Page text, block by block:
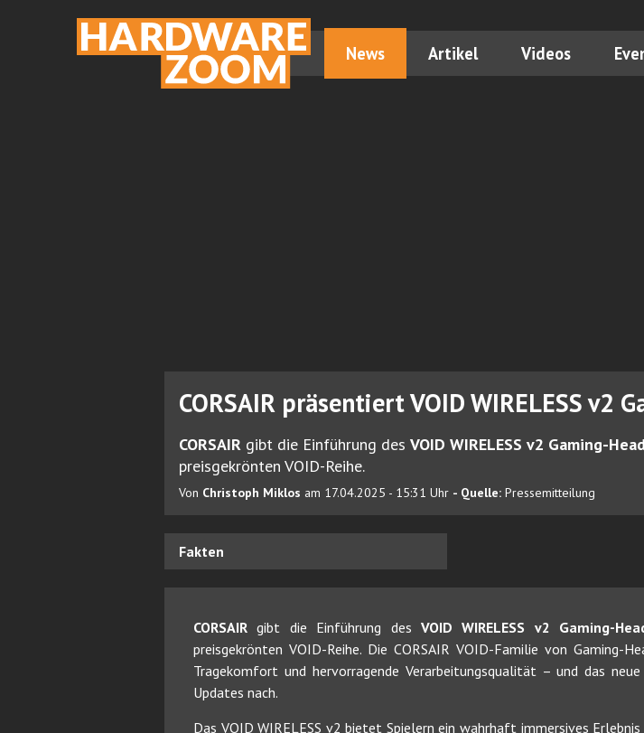
News Artikel Videos
CORSAIR präsentiert VOID WIRELESS v2
CORSAIR gibt die Einführung des VOID WIRELESS v2 Gaming-
preisgekrönten VOID-Reihe.
Von Christoph Miklos am 17.04.2025 - 15:31 Uhr - Quelle: Pressemitteilung
Fakten
CORSAIR gibt die Einführung des VOID WIRELESS v2 Gaming-
preisgekrönten VOID-Reihe. Die CORSAIR VOID-Familie von Gaming-
Tragekomfort und hervorragende Verarbeitungsqualität – und das
Updates nach.
Das VOID WIRELESS v2 bietet Spielern ein wahrhaft immersives